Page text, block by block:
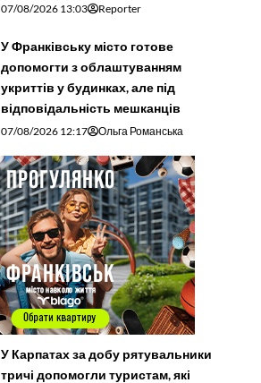
07/08/2026 13:03 Reporter
У Франківську місто готове
допомогти з облаштуванням
укриттів у будинках, але під
відповідальність мешканців
07/08/2026 12:17 Ольга Романська
У Карпатах за добу рятувальники
тричі допомогли туристам, які